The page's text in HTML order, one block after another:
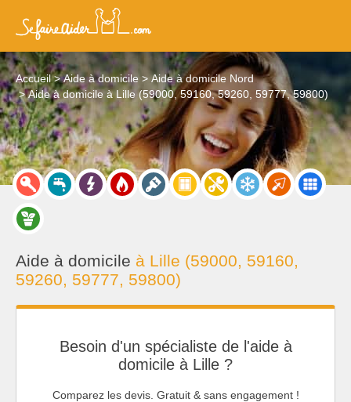
Accueil Aide à domicile
Aide à domicile Nord
Aide à domicile à Lille (59000, 59160, 59260, 59777, 59800)
Aide à domicile à Lille (59000, 59160,
59260, 59777, 59800)
Besoin d'un spécialiste de l'aide à
domicile à Lille ?
Comparez les devis. Gratuit & sans engagement !